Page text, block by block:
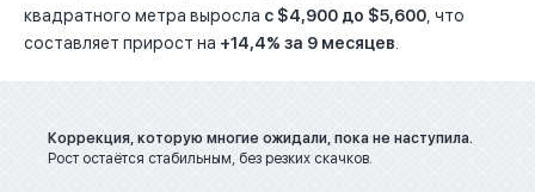
квадратного метра выросла с $4,900 до $5,600 , что
составляет прирост на +14,4% за 9 месяцев
Коррекция, которую многие ожидали, пока не наступила.
Рост остаётся стабильным, без резких скачков.